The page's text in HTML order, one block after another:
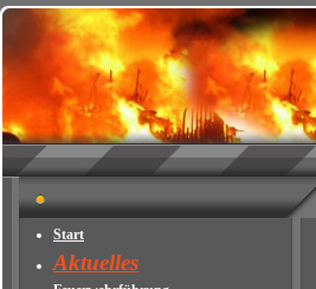
Start
Aktuelles